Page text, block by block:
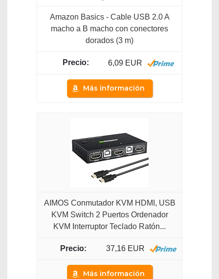
Amazon Basics - Cable USB 2.0 A
macho a B macho con conectores
dorados (3 m)
6,09 EUR
Más información
AIMOS Conmutador KVM HDMI, USB
KVM Switch 2 Puertos Ordenador
KVM Interruptor Teclado Ratón...
37,16 EUR
Más información